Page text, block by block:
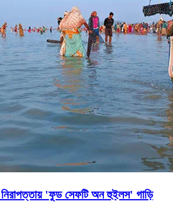
নিরাপত্তায় 'ফুড সেফটি অন হুইলস' গাড়ি